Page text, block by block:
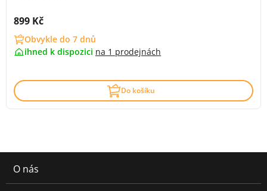
Cena s DPH:
899 Kč
Obvykle do 7 dnů
ihned k dispozici na 1 prodejnách
Do košíku
O nás